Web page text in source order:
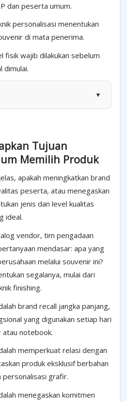
dan peserta umum.
personalisasi menentukan
di mata penerima.
fisik wajib dilakukan sebelum
dimulai.
▼
Tujuan
Memilih Produk
apakah meningkatkan brand
peserta, atau menegaskan
jenis dan level kualitas
ideal.
vendor, tim pengadaan
mendasar: apa yang
melalui souvenir ini?
segalanya, mulai dari
finishing.
brand recall jangka panjang,
yang digunakan setiap hari
notebook.
memperkuat relasi dengan
produk eksklusif berbahan
personalisasi grafir.
menegaskan komitmen